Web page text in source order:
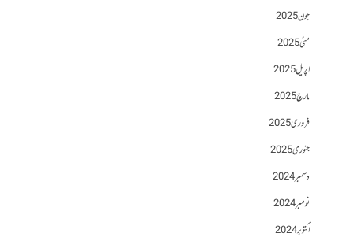
جون 2025
مئی 2025
اپریل 2025
مارچ 2025
فروری 2025
جنوری 2025
دسمبر 2024
نومبر 2024
اکتوبر 2024